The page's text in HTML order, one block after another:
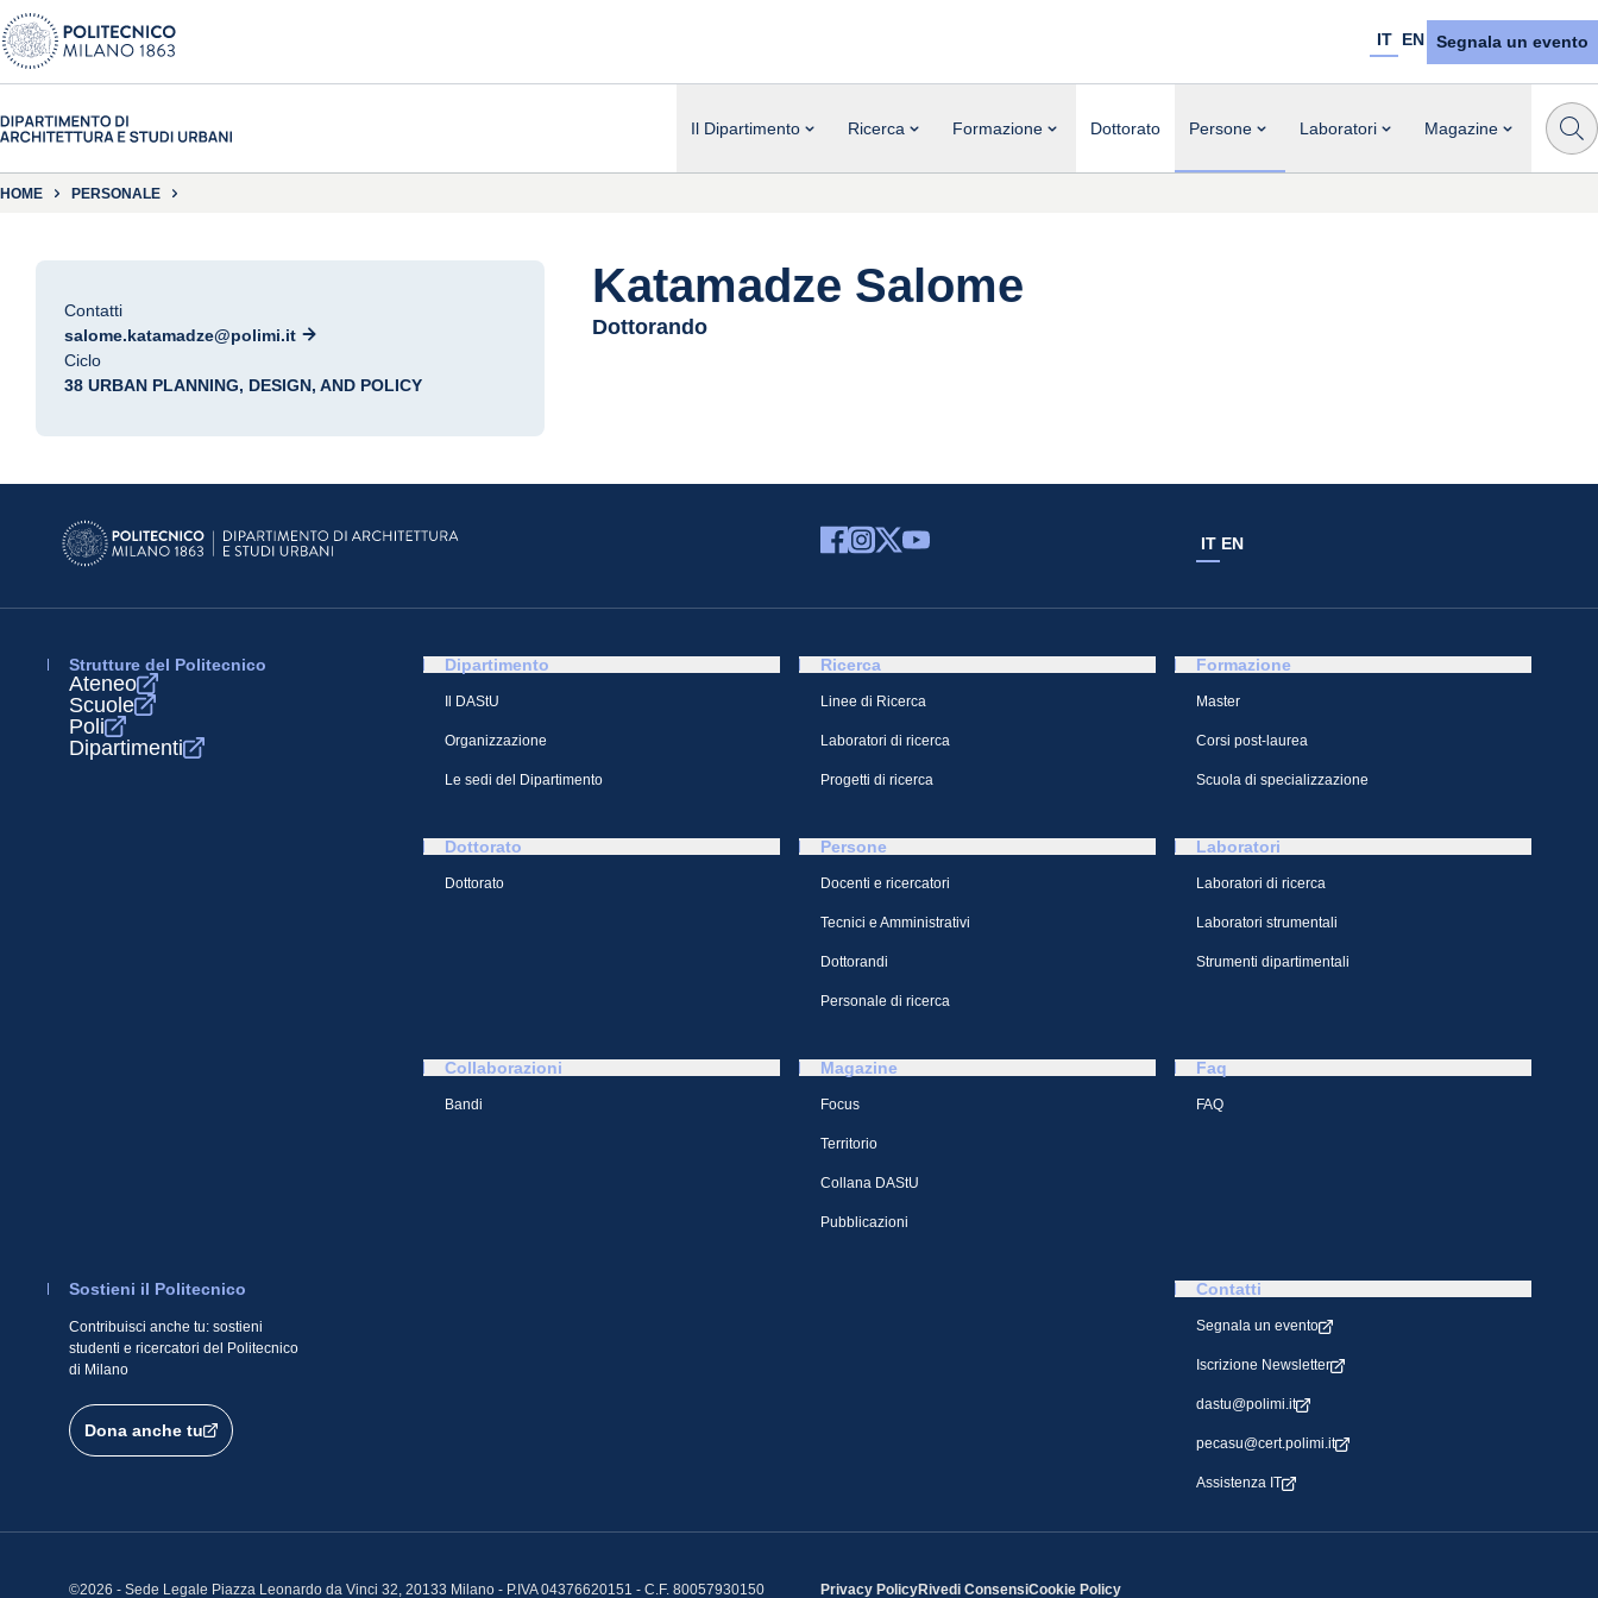
IT EN Segnala un evento
Il Dipartimento Ricerca Formazione Dottorato Persone Laboratori Magazine
HOME PERSONALE
Contatti
salome.katamadze@polimi.it
Ciclo
38 URBAN PLANNING, DESIGN, AND POLICY
Katamadze Salome
Dottorando
IT EN
Strutture del Politecnico
Ateneo
Scuole
Poli
Dipartimenti
Dipartimento
Il DAStU
Organizzazione
Le sedi del Dipartimento
Ricerca
Linee di Ricerca
Laboratori di ricerca
Progetti di ricerca
Formazione
Master
Corsi post-laurea
Scuola di specializzazione
Dottorato
Dottorato
Persone
Docenti e ricercatori
Tecnici e Amministrativi
Dottorandi
Personale di ricerca
Laboratori
Laboratori di ricerca
Laboratori strumentali
Strumenti dipartimentali
Collaborazioni
Bandi
Magazine
Focus
Territorio
Collana DAStU
Pubblicazioni
Faq
FAQ
Sostieni il Politecnico
Contribuisci anche tu: sostieni
studenti e ricercatori del Politecnico
di Milano
Dona anche tu
Contatti
Segnala un evento
Iscrizione Newsletter
dastu@polimi.it
pecasu@cert.polimi.it
Assistenza IT
©2026 - Sede Legale Piazza Leonardo da Vinci 32, 20133 Milano - P.IVA 04376620151 - C.F. 80057930150 Privacy PolicyRivedi ConsensiCookie Policy